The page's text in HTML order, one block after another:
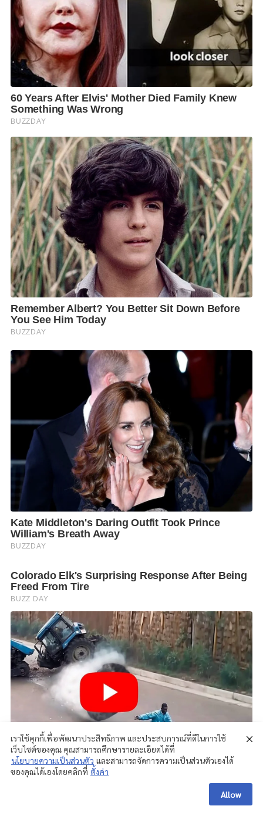
เราใช้คุกกี้เพื่อพัฒนาประสิทธิภาพ และประสบการณ์ที่ดีในการใช้
เว็บไซต์ของคุณ คุณสามารถศึกษารายละเอียดได้ที่
นโยบายความเป็นส่วนตัว และสามารถจัดการความเป็นส่วนตัวเองได้
ของคุณได้เองโดยคลิกที่ ตั้งค่า
Allow